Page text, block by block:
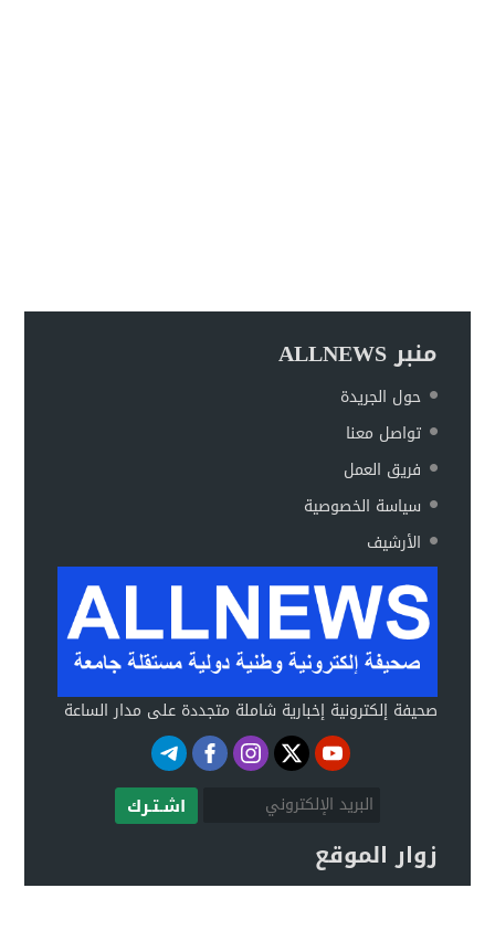
منبر ALLNEWS
حول الجريدة
تواصل معنا
فريق العمل
سياسة الخصوصية
الأرشيف
صحيفة إلكترونية إخبارية شاملة متجددة على مدار الساعة
اشـتـرك
زوار الموقع